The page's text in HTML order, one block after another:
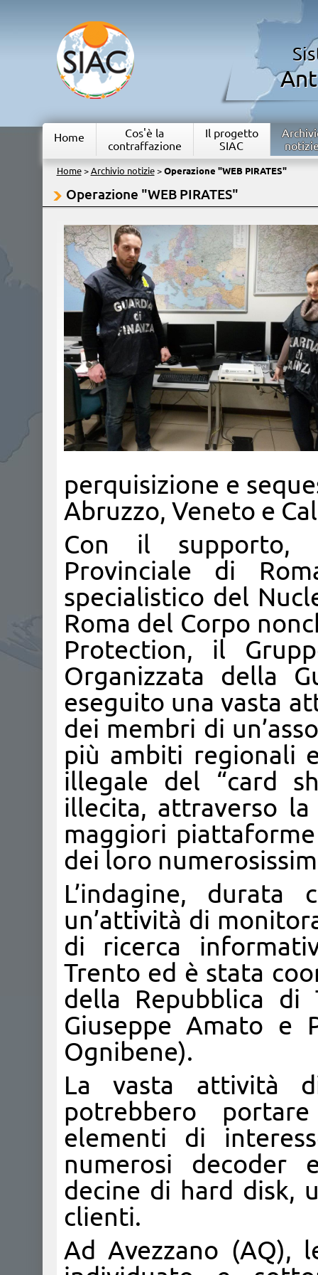
Home
Cos'è la
contraffazione
Il progetto
SIAC
Home> Archivio notizie> Operazione "WEB PIRATES"
Operazione "WEB PIRATES"
perquisizione e
Abruzzo, Veneto e
Con il supporto,
Provinciale di
specialistico del
Roma del Corpo
Protection, il
Organizzata della
eseguito una vasta
dei membri di
più ambiti regionali
illegale del “card
illecita, attraverso
maggiori
dei loro
L’indagine,
un’attività di
di ricerca
Trento ed è stata
della Repubblica di
Giuseppe Amato e
Ognibene).
La vasta attività
potrebbero
elementi di
numerosi decoder
decine di hard disk,
clienti.
Ad Avezzano (AQ),